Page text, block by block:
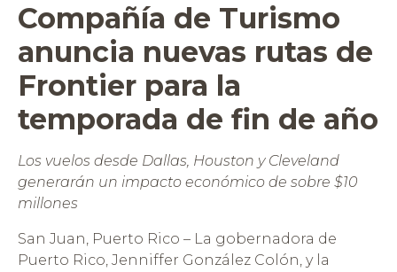
Compañía de Turismo
anuncia nuevas rutas de
Frontier para la
temporada de fin de año
Los vuelos desde Dallas, Houston y Cleveland
generarán un impacto económico de sobre $10
millones
San Juan, Puerto Rico – La gobernadora de
Puerto Rico, Jenniffer González Colón, y la